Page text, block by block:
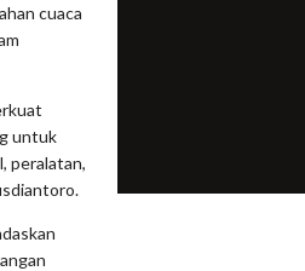
cuaca
untuk
peralatan,